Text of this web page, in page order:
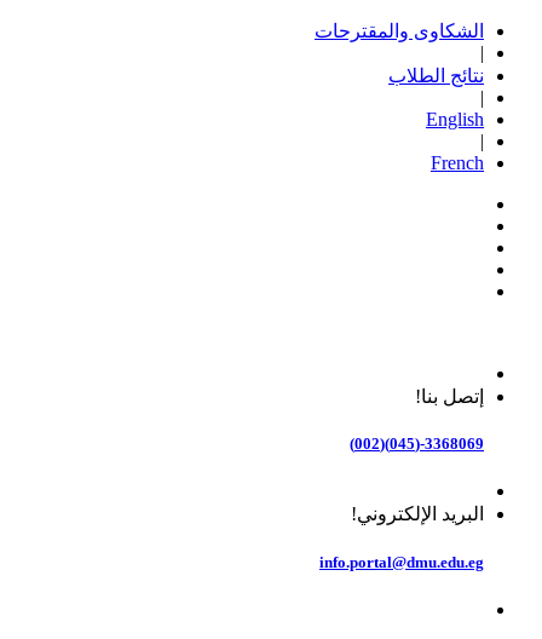
الشكاوى والمقترحات
|
نتائج الطلاب
|
English
|
French
إتصل بنا!
3368069-(045)(002)
البريد الإلكتروني!
info.portal@dmu.edu.eg